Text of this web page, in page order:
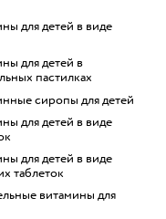
пастилках
сиропы для детей
таблеток